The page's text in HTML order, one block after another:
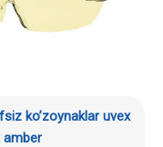
ko’zoynaklar uvex
amber